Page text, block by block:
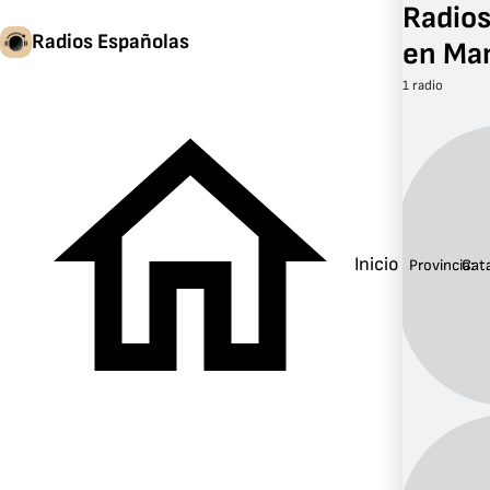
Radios Españolas
Inicio
en
1 radio
Provincia: